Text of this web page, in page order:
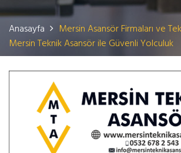
Anasayfa
Mersin Asansör Firmaları ve
Mersin Teknik Asansör ile Güvenli Yolculuk